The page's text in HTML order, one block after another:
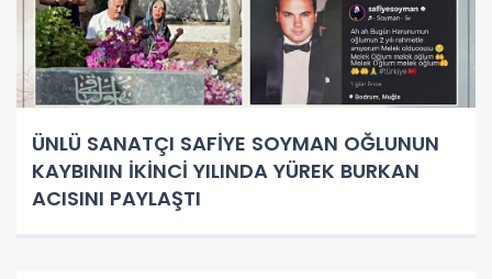
ÜNLÜ SANATÇI SAFİYE SOYMAN OĞLUNUN
KAYBININ İKİNCİ YILINDA YÜREK BURKAN
ACISINI PAYLAŞTI